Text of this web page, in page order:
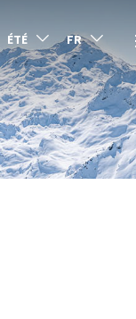
ÉTÉ FR